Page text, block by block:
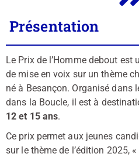
Présentation
Le Prix de l’Homme debout est
de mise en voix sur un thème
né à Besançon. Organisé dans
dans la Boucle, il est à
12 et 15 ans.
Ce prix permet aux jeunes
sur le thème de l’édition 2025, «